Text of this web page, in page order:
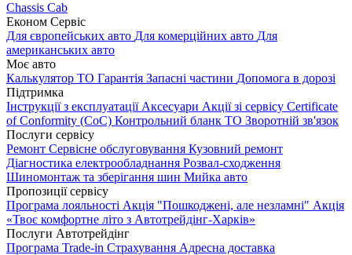
Chassis Cab
Економ Сервіс
Для європейських авто Для комерційних авто Для
американських авто
Моє авто
Калькулятор ТО Гарантія Запасні частини Допомога в дорозі
Підтримка
Інструкції з експлуатації Аксесуари Акції зі сервісу Certificate
of Conformity (CoC) Контрольний бланк ТО Зворотній зв'язок
Послуги сервісу
Ремонт Сервісне обслуговування Кузовний ремонт
Діагностика електрообладнання Розвал-сходження
Шиномонтаж та зберігання шин Мийка авто
Пропозиції сервісу
Програма лояльності Акція "Пошкоджені, але незламні" Акція
«Твоє комфортне літо з Автотрейдінг-Харків»
Послуги Автотрейдінг
Програма Trade-in Страхування Адресна доставка